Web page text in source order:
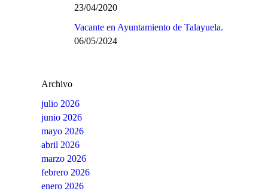
23/04/2020
Vacante en Ayuntamiento de Talayuela.
06/05/2024
Archivo
julio 2026
junio 2026
mayo 2026
abril 2026
marzo 2026
febrero 2026
enero 2026